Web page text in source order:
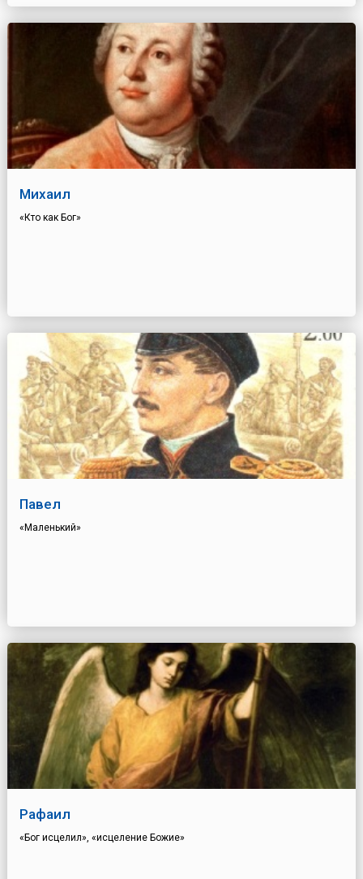
Михаил
«Кто как Бог»
Павел
«Маленький»
Рафаил
«Бог исцелил», «исцеление Божие»